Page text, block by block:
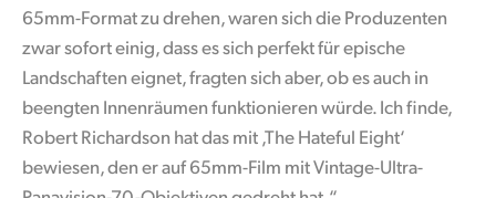
United Kingdom
United States
65mm-Format zu drehen, waren sich die Produzenten
zwar sofort einig, dass es sich perfekt für epische
Landschaften eignet, fragten sich aber, ob es auch in
beengten Innenräumen funktionieren würde. Ich finde,
Robert Richardson hat das mit ,The Hateful Eight‘
bewiesen, den er auf 65mm-Film mit Vintage-Ultra-